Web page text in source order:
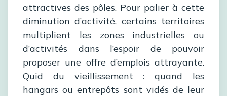
attractives des pôles. Pour palier à cette
diminution d’activité, certains territoires
multiplient les zones industrielles ou
d’activités dans l’espoir de pouvoir
proposer une offre d’emplois attrayante.
Quid du vieillissement : quand les
hangars ou entrepôts sont vidés de leur